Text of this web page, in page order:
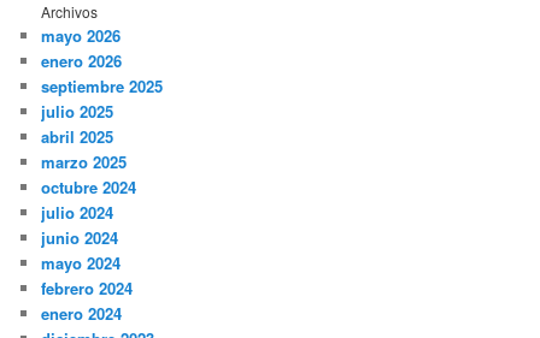
Archivos
mayo 2026
enero 2026
septiembre 2025
julio 2025
abril 2025
marzo 2025
octubre 2024
julio 2024
junio 2024
mayo 2024
febrero 2024
enero 2024